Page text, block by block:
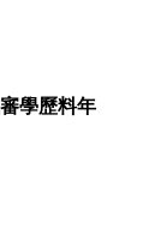
學歷料年